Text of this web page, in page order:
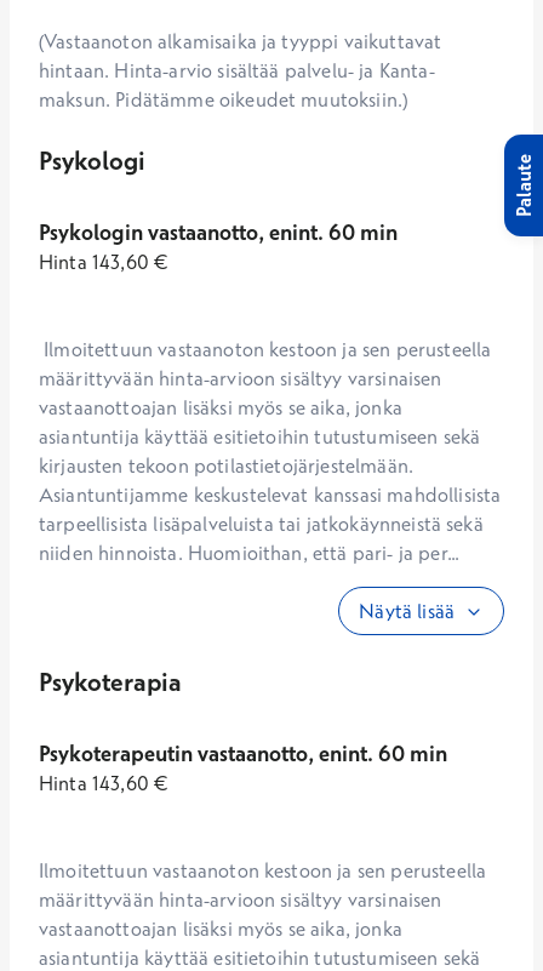
(Vastaanoton alkamisaika ja tyyppi vaikuttavat
hintaan. Hinta-arvio sisältää palvelu- ja Kanta-
maksun. Pidätämme oikeudet muutoksiin.)
Psykologi
Psykologin vastaanotto, enint. 60 min
Hinta 143,60 €
määrittyvään hinta-arvioon sisältyy varsinaisen
vastaanottoajan lisäksi myös se aika, jonka
asiantuntija käyttää esitietoihin tutustumiseen sekä
kirjausten tekoon potilastietojärjestelmään.
Asiantuntijamme keskustelevat kanssasi mahdollisista
tarpeellisista lisäpalveluista tai jatkokäynneistä sekä
niiden hinnoista. Huomioithan, että pari- ja per...
Näytä lisää
Psykoterapia
Psykoterapeutin vastaanotto, enint. 60 min
Hinta 143,60 €
Ilmoitettuun vastaanoton kestoon ja sen perusteella
määrittyvään hinta-arvioon sisältyy varsinaisen
vastaanottoajan lisäksi myös se aika, jonka
asiantuntija käyttää esitietoihin tutustumiseen sekä
Palaute